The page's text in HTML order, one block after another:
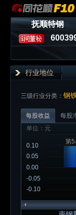
抚顺特钢
行业地位
三级行业分类： 钢
每股收益 每股
单位：元
-0.10
-0.05
0.00
0.05
0.10
第5